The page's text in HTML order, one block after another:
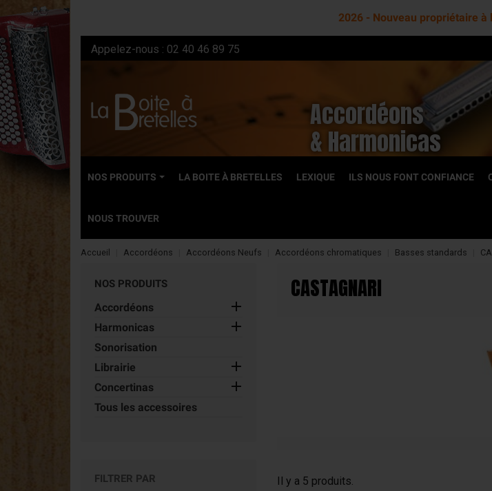
2026 - Nouveau propriétaire à
Appelez-nous : 02 40 46 89 75
Accordéons
& Harmonicas
NOS PRODUITS
NEUFS
Accordéons diatoniques
Accordéons chromatiques
Accordina
LA BOITE À BRETELLES LEXIQUE ILS NOUS FONT CONFIANCE
NOUS TROUVER
Accueil Accordéons Accordéons Neufs Accordéons chromatiques Basses standards
NOS PRODUITS
Accordéons 
Harmonicas 
Sonorisation
Librairie

Concertinas 
Tous les accessoires
FILTRER PAR
CASTAGNARI
Il y a 5 produits.